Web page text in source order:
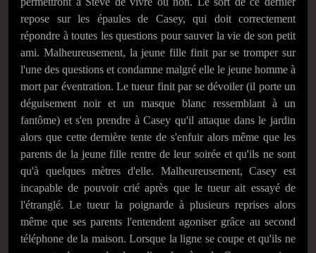
repose sur les épaules de Casey, qui doit correctement
répondre à toutes les questions pour sauver la vie de son petit
ami. Malheureusement, la jeune fille finit par se tromper sur
l'une des questions et condamne malgré elle le jeune homme à
mort par éventration. Le tueur finit par se dévoiler (il porte un
déguisement noir et un masque blanc ressemblant à un
fantôme) et s'en prendre à Casey qu'il attaque dans le jardin
alors que cette dernière tente de s'enfuir alors même que les
parents de la jeune fille rentre de leur soirée et qu'ils ne sont
qu'à quelques mètres d'elle. Malheureusement, Casey est
incapable de pouvoir crié après que le tueur ait essayé de
l'étranglé. Le tueur la poignarde à plusieurs reprises alors
même que ses parents l'entendent agoniser grâce au second
téléphone de la maison. Lorsque la ligne se coupe et qu'ils ne